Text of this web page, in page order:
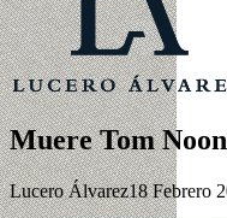
Muere Tom
Lucero Álvarez18 Febrero